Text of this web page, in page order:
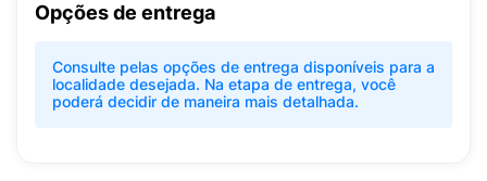
Opções de entrega
Consulte pelas opções de entrega disponíveis para a
localidade desejada. Na etapa de entrega, você
poderá decidir de maneira mais detalhada.